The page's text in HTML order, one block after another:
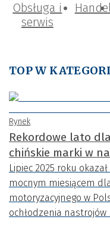
Obsługa i
serwis
TOP W
Rynek
Rekordowe lato
chińskie marki w
Lipiec 2025 roku
mocnym miesiącem
motoryzacyjnego w
ochłodzenia